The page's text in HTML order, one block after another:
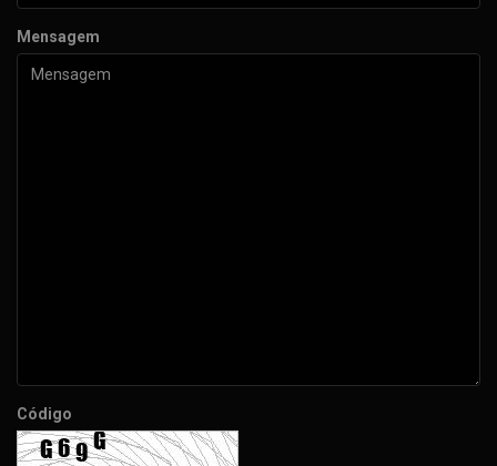
Mensagem
Código